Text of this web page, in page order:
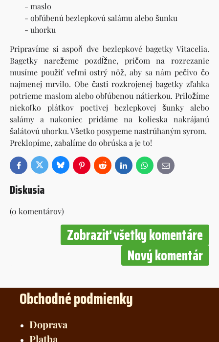
- maslo
- obľúbenú bezlepkovú salámu alebo šunku
- uhorku
Pripravíme si aspoň dve bezlepkové bagetky Vitacelia.
Bagetky narežeme pozdĺžne, pričom na rozrezanie
musíme použiť veľmi ostrý nôž, aby sa nám pečivo čo
najmenej mrvilo. Obe časti rozkrojenej bagetky zľahka
potrieme maslom alebo obľúbenou nátierkou. Priložíme
niekoľko plátkov poctivej bezlepkovej šunky alebo
salámy a nakoniec pridáme na kolieska nakrájanú
šalátovú uhorku. Všetko posypeme nastrúhaným syrom.
Preklopíme, zabalíme do obrúska a je to!
FacebookTwitterBlueskyPinterestReddit LinkedInWhatsApp
E-
mail
Diskusia
(0 komentárov)
Zobraziť všetky komentáre
Nový komentár
Obchodné podmienky
Doprava
Platba